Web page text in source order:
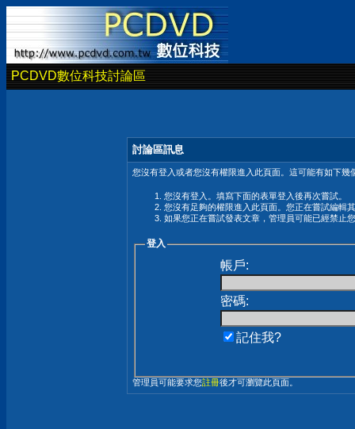
PCDVD數位科技討論區
討論區訊息
您沒有登入或者您沒有權限進入此頁面。這可能有如下幾
您沒有登入。填寫下面的表單登入後再次嘗試。
您沒有足夠的權限進入此頁面。您正在嘗試編輯
如果您正在嘗試發表文章，管理員可能已經禁止
登入
帳戶:
密碼:
記住我?
管理員可能要求您註冊後才可瀏覽此頁面。